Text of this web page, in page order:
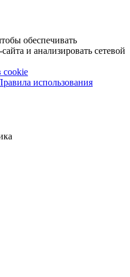
обеспечивать
и анализировать сетевой
cookie
использования